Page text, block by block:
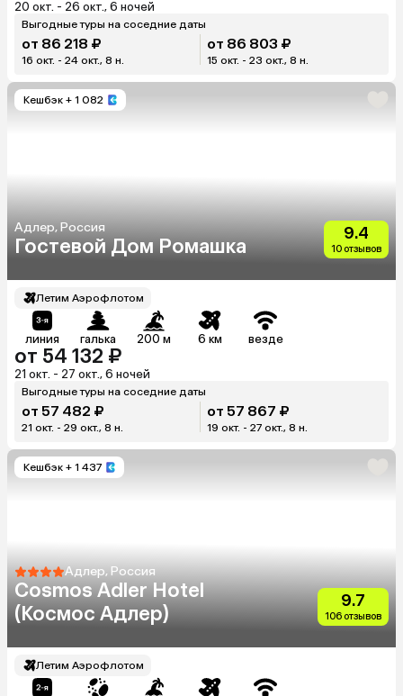
20 окт. - 26 окт., 6 ночей
Выгодные туры на соседние даты
от 86 218 ₽
16 окт. - 24 окт., 8 н.
от 86 803 ₽
15 окт. - 23 окт., 8 н.
Кешбэк + 1 082
Адлер, Россия
Гостевой Дом Ромашка
9.4
10 отзывов
Летим Аэрофлотом
линия галька 200 м 6 км везде
от 54 132 ₽
21 окт. - 27 окт., 6 ночей
Выгодные туры на соседние даты
от 57 482 ₽
21 окт. - 29 окт., 8 н.
от 57 867 ₽
19 окт. - 27 окт., 8 н.
Кешбэк + 1 437
Адлер, Россия
Cosmos Adler Hotel
(Космос Адлер)
9.7
106 отзывов
Летим Аэрофлотом